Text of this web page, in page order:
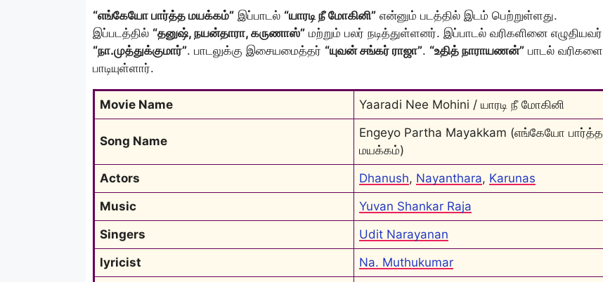
“எங்கேயோ பார்த்த மயக்கம்” இப்பாடல் “யாரடி நீ மோகினி” என்னும் படத்தில் இடம் பெற்றுள்ளது.
இப்படத்தில் “தனுஷ், நயன்தாரா, கருணாஸ்” மற்றும் பலர் நடித்துள்ளனர். இப்பாடல் வரிகளினை எழுதியவர்
“நா.முத்துக்குமார்”. பாடலுக்கு இசையமைத்தர் “யுவன் சங்கர் ராஜா”. “உதித் நாராயணன்” பாடல் வரிகளை
பாடியுள்ளார்.
Movie Name Yaaradi Nee Mohini / யாரடி நீ மோகினி
Song Name
Engeyo Partha Mayakkam (எங்கேயோ பார்த்த
மயக்கம்)
Actors
Dhanush, Nayanthara, Karunas
Music
Yuvan Shankar Raja
Singers
Udit Narayanan
lyricist
Na. Muthukumar